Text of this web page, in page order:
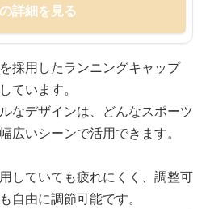
詳細を見る
採用したランニングキャップ
ています。
なデザインは、どんなスポーツ
広いシーンで活用できます。
していても疲れにくく、調整可
自由に調節可能です。